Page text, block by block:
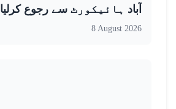
آباد ہائیکورٹ سے رجوع کرلیا
8 August 2026